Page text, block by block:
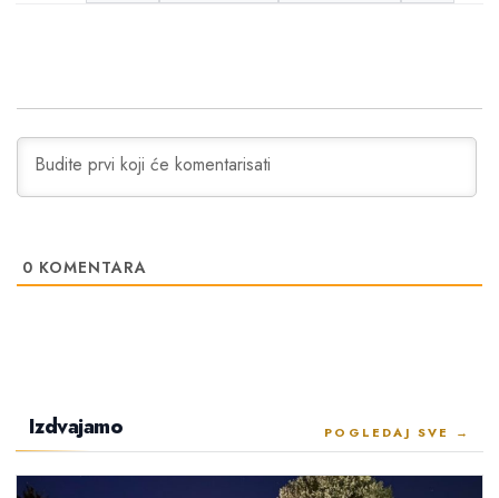
0 KOMENTARA
Izdvajamo POGLEDAJ SVE →